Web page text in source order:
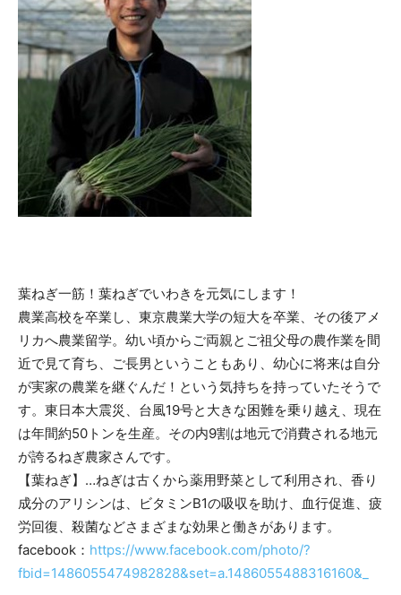
葉ねぎ一筋！葉ねぎでいわきを元気にします！
農業高校を卒業し、東京農業大学の短大を卒業、その後アメ
リカへ農業留学。幼い頃からご両親とご祖父母の農作業を間
近で見て育ち、ご長男ということもあり、幼心に将来は自分
が実家の農業を継ぐんだ！という気持ちを持っていたそうで
す。東日本大震災、台風19号と大きな困難を乗り越え、現在
は年間約50トンを生産。その内9割は地元で消費される地元
が誇るねぎ農家さんです。
【葉ねぎ】…ねぎは古くから薬用野菜として利用され、香り
成分のアリシンは、ビタミンB1の吸収を助け、血行促進、疲
労回復、殺菌などさまざまな効果と働きがあります。
facebook： https://www.facebook.com/photo/?
fbid=1486055474982828&set=a.1486055488316160&_